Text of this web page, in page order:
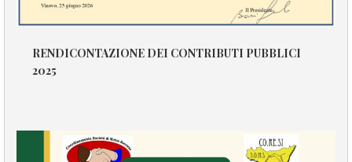
RENDICONTAZIONE DEI CONTRIBUTI PUBBLICI
2025